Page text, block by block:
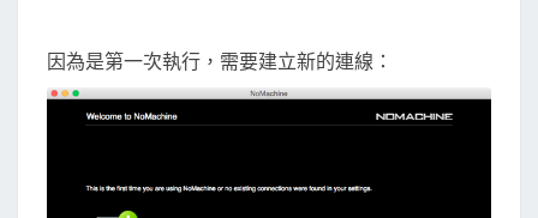
因為是第一次執行，需要建立新的連線：